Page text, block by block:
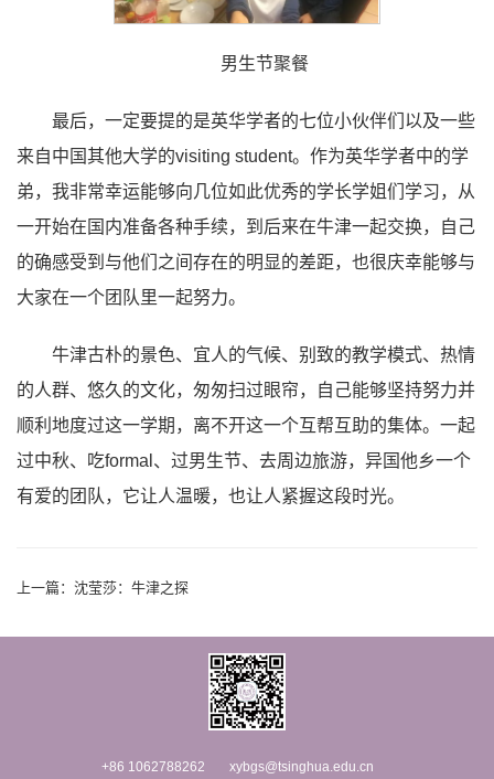
男生节聚餐
最后，一定要提的是英华学者的七位小伙伴们以及一些
来自中国其他大学的visiting student。作为英华学者中的学
弟，我非常幸运能够向几位如此优秀的学长学姐们学习，从
一开始在国内准备各种手续，到后来在牛津一起交换，自己
的确感受到与他们之间存在的明显的差距，也很庆幸能够与
大家在一个团队里一起努力。
牛津古朴的景色、宜人的气候、别致的教学模式、热情
的人群、悠久的文化，匆匆扫过眼帘，自己能够坚持努力并
顺利地度过这一学期，离不开这一个互帮互助的集体。一起
过中秋、吃formal、过男生节、去周边旅游，异国他乡一个
有爱的团队，它让人温暖，也让人紧握这段时光。
上一篇： 沈莹莎：牛津之探
+86 1062788262 xybgs@tsinghua.edu.cn